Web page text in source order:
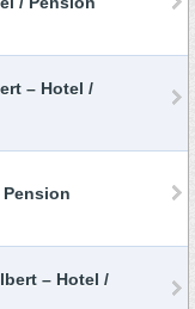
– Hotel /
– Hotel /